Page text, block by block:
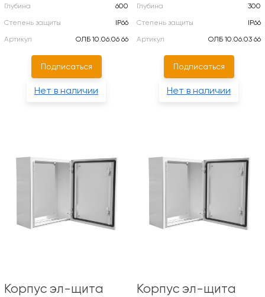
Глубина
600
Степень защиты
IP66
Артикул
ОЛБ 10.06.06 66
Подписаться
Нет в наличии
Глубина
300
Степень защиты
IP66
Артикул
ОЛБ 10.06.03 66
Подписаться
Нет в наличии
Корпус эл-щита
Корпус эл-щита